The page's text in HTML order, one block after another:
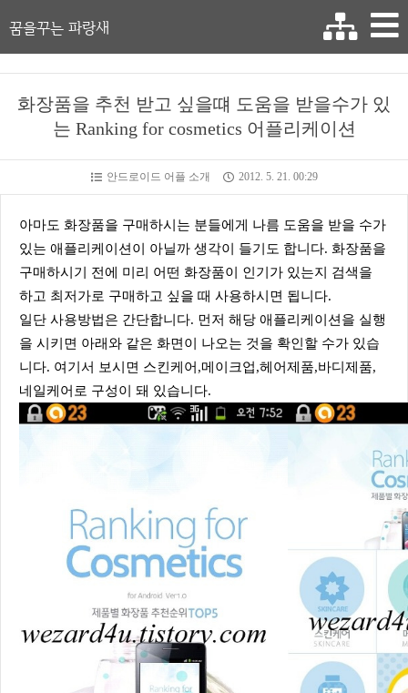
꿈을꾸는 파랑새
화장품을 추천 받고 싶을떄 도움을 받을수가 있
는 Ranking for cosmetics 어플리케이션
안드로이드 어플 소개 2012. 5. 21. 00:29
아마도 화장품을 구매하시는 분들에게 나름 도움을 받을 수가
있는 애플리케이션이 아닐까 생각이 들기도 합니다. 화장품을
구매하시기 전에 미리 어떤 화장품이 인기가 있는지 검색을
하고 최저가로 구매하고 싶을 때 사용하시면 됩니다.
일단 사용방법은 간단합니다. 먼저 해당 애플리케이션을 실행
을 시키면 아래와 같은 화면이 나오는 것을 확인할 수가 있습
니다. 여기서 보시면 스킨케어,메이크업,헤어제품,바디제품,
네일케어로 구성이 돼 있습니다.